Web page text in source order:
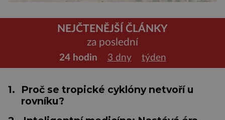
NEJČTENĚJŠÍ ČLÁNKY
za poslední
24 hodin 3 dny týden
1.
Proč se tropické cyklóny netvoří u
rovníku?